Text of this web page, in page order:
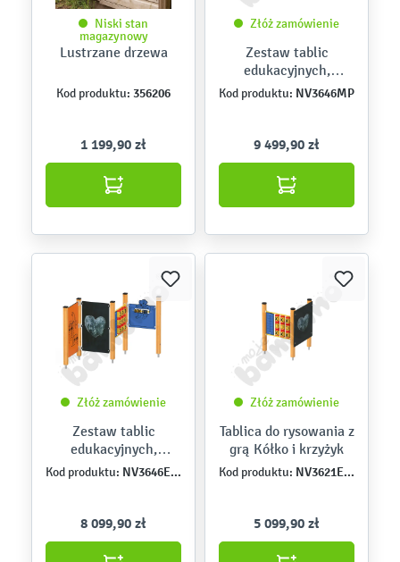
Niski stan
magazynowy
Lustrzane drzewa
Kod produktu: 356206
1 199,90 zł
Złóż zamówienie
Zestaw tablic
edukacyjnych,
metalowe słupy
Kod produktu: NV3646MP
9 499,90 zł
Złóż zamówienie
Zestaw tablic
edukacyjnych,
drewniane słupy
Kod produktu: NV3646EPZN
8 099,90 zł
Złóż zamówienie
Tablica do rysowania z
grą Kółko i krzyżyk
Kod produktu: NV3621EPZ
5 099,90 zł